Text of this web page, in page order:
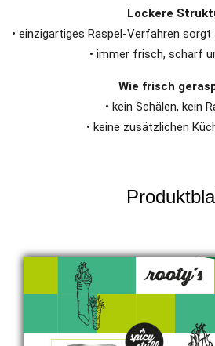
Lockere
• einzigartiges Raspel-Verfahren
• immer frisch, scharf
Wie frisch
• kein Schälen, kein
• keine zusätzlichen